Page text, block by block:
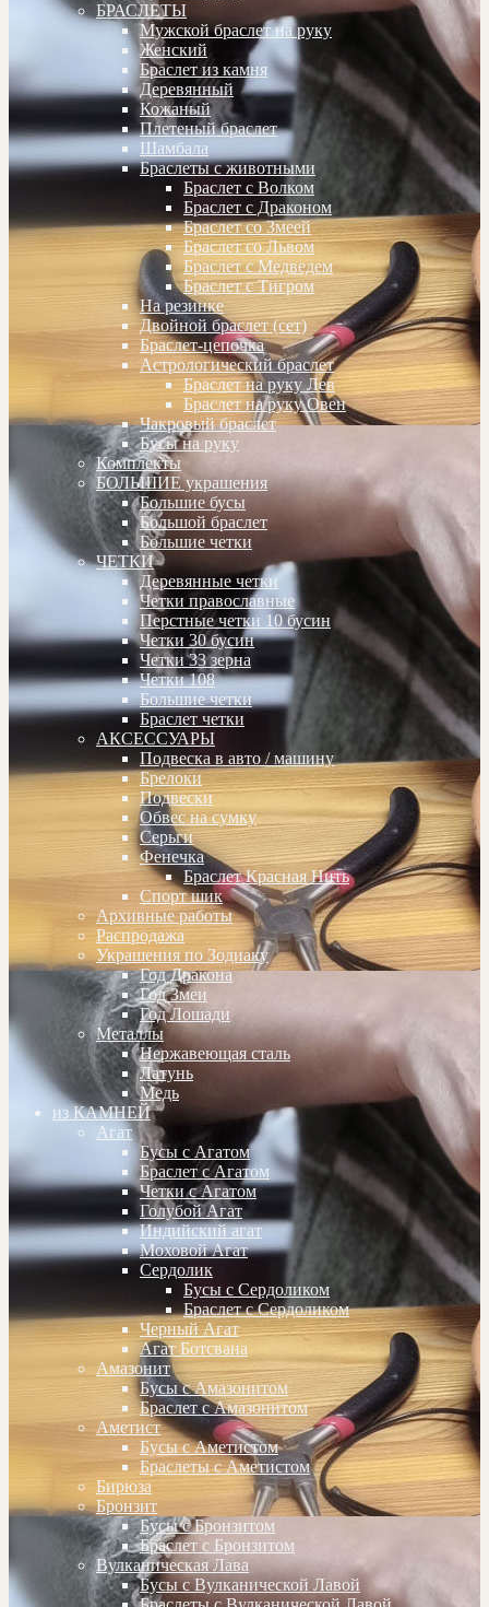
БРАСЛЕТЫ
Мужской браслет на руку
Женский
Браслет из камня
Деревянный
Кожаный
Плетеный браслет
Шамбала
Браслеты с животными
Браслет с Волком
Браслет с Драконом
Браслет со Змеей
Браслет со Львом
Браслет с Медведем
Браслет с Тигром
На резинке
Двойной браслет (сет)
Браслет-цепочка
Астрологический браслет
Браслет на руку Лев
Браслет на руку Овен
Чакровый браслет
Бусы на руку
Комплекты
БОЛЬШИЕ украшения
Большие бусы
Большой браслет
Большие четки
ЧЕТКИ
Деревянные четки
Четки православные
Перстные четки 10 бусин
Четки 30 бусин
Четки 33 зерна
Четки 108
Большие четки
Браслет четки
АКСЕССУАРЫ
Подвеска в авто / машину
Брелоки
Подвески
Обвес на сумку
Серьги
Фенечка
Браслет Красная Нить
Спорт шик
Архивные работы
Распродажа
Украшения по Зодиаку
Год Дракона
Год Змеи
Год Лошади
Металлы
Нержавеющая сталь
Латунь
Медь
из КАМНЕЙ
Агат
Бусы с Агатом
Браслет с Агатом
Четки с Агатом
Голубой Агат
Индийский агат
Моховой Агат
Сердолик
Бусы с Сердоликом
Браслет с Сердоликом
Черный Агат
Агат Ботсвана
Амазонит
Бусы с Амазонитом
Браслет с Амазонитом
Аметист
Бусы с Аметистом
Браслеты с Аметистом
Бирюза
Бронзит
Бусы с Бронзитом
Браслет с Бронзитом
Вулканическая Лава
Бусы с Вулканической Лавой